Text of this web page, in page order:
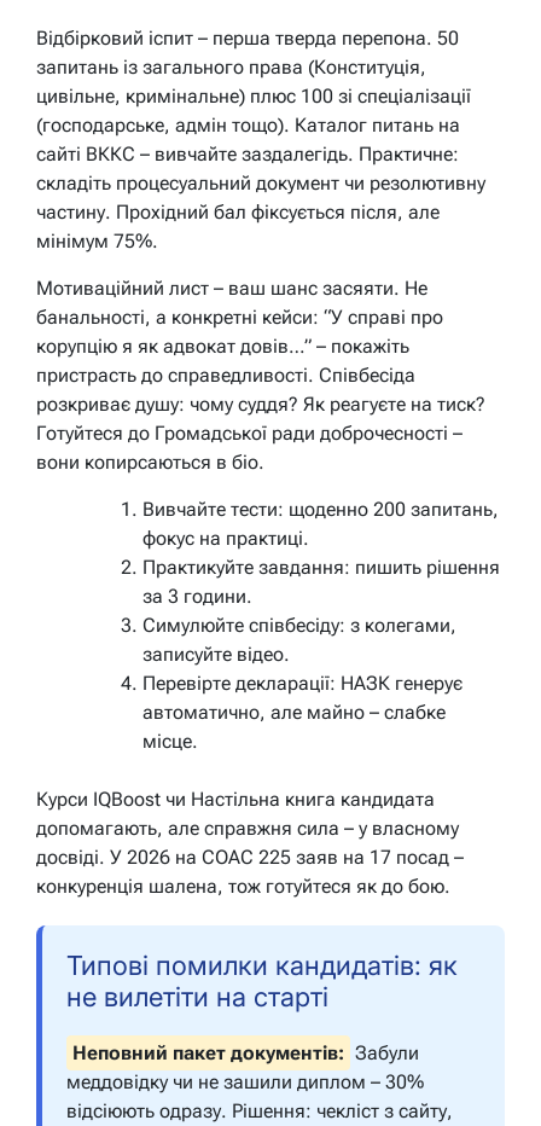
Відбірковий іспит – перша тверда перепона. 50
запитань із загального права (Конституція,
цивільне, кримінальне) плюс 100 зі спеціалізації
(господарське, адмін тощо). Каталог питань на
сайті ВККС – вивчайте заздалегідь. Практичне:
складіть процесуальний документ чи резолютивну
частину. Прохідний бал фіксується після, але
мінімум 75%.
Мотиваційний лист – ваш шанс засяяти. Не
банальності, а конкретні кейси: “У справі про
корупцію я як адвокат довів…” – покажіть
пристрасть до справедливості. Співбесіда
розкриває душу: чому суддя? Як реагуєте на тиск?
Готуйтеся до Громадської ради доброчесності –
вони копирсаються в біо.
Вивчайте тести: щоденно 200 запитань,
фокус на практиці.
Практикуйте завдання: пишить рішення
за 3 години.
Симулюйте співбесіду: з колегами,
записуйте відео.
Перевірте декларації: НАЗК генерує
автоматично, але майно – слабке
місце.
Курси IQBoost чи Настільна книга кандидата
допомагають, але справжня сила – у власному
досвіді. У 2026 на СОАС 225 заяв на 17 посад –
конкуренція шалена, тож готуйтеся як до бою.
Типові помилки кандидатів: як
не вилетіти на старті
Неповний пакет документів: Забули
меддовідку чи не зашили диплом – 30%
відсіюють одразу. Рішення: чекліст з сайту,